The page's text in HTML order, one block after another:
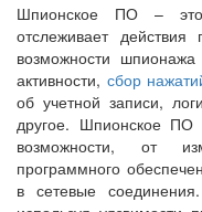
Шпионское ПО –
отслеживает
возможности
активности, сбор
об учетной записи,
другое. Шпионское ПО
возможности, от
программного
в сетевые